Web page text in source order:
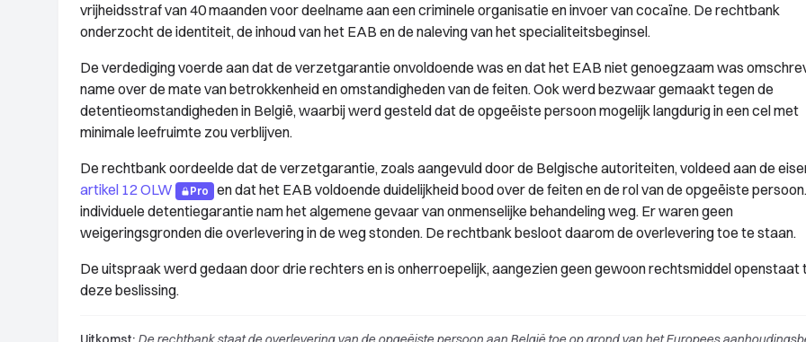
vrijheidsstraf van 40 maanden voor deelname aan een criminele organisatie en invoer van cocaïne. De rechtbank
onderzocht de identiteit, de inhoud van het EAB en de naleving van het specialiteitsbeginsel.
De verdediging voerde aan dat de verzetgarantie onvoldoende was en dat het EAB niet genoegzaam was
name over de mate van betrokkenheid en omstandigheden van de feiten. Ook werd bezwaar gemaakt tegen de
detentieomstandigheden in België, waarbij werd gesteld dat de opgeëiste persoon mogelijk langdurig in een cel met
minimale leefruimte zou verblijven.
De rechtbank oordeelde dat de verzetgarantie, zoals aangevuld door de Belgische autoriteiten, voldeed aan de
artikel 12 OLW
Pro
en dat het EAB voldoende duidelijkheid bood over de feiten en de rol van de opgeëiste
individuele detentiegarantie nam het algemene gevaar van onmenselijke behandeling weg. Er waren geen
weigeringsgronden die overlevering in de weg stonden. De rechtbank besloot daarom de overlevering toe te staan.
De uitspraak werd gedaan door drie rechters en is onherroepelijk, aangezien geen gewoon rechtsmiddel openstaat
deze beslissing.